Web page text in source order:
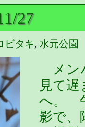
27
ビタキ, 水元公園
メン
見て
へ。
影で、